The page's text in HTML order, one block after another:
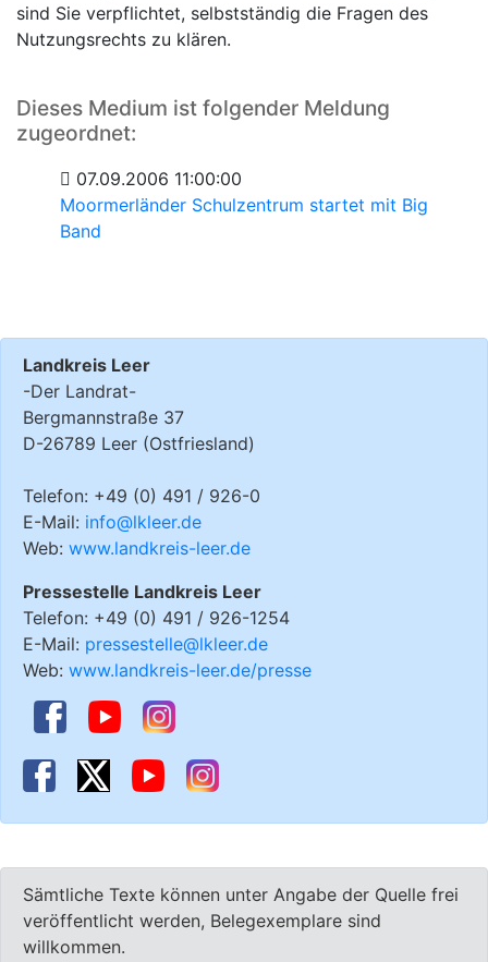
sind Sie verpflichtet, selbstständig die Fragen des
Nutzungsrechts zu klären.
Dieses Medium ist folgender Meldung
zugeordnet:
07.09.2006 11:00:00
Moormerländer Schulzentrum startet mit Big
Band
Landkreis Leer
-Der Landrat-
Bergmannstraße 37
D-26789 Leer (Ostfriesland)
Telefon: +49 (0) 491 / 926-0
E-Mail: info@lkleer.de
Web: www.landkreis-leer.de
Pressestelle Landkreis Leer
Telefon: +49 (0) 491 / 926-1254
E-Mail: pressestelle@lkleer.de
Web: www.landkreis-leer.de/presse
Sämtliche Texte können unter Angabe der Quelle frei
veröffentlicht werden, Belegexemplare sind
willkommen.